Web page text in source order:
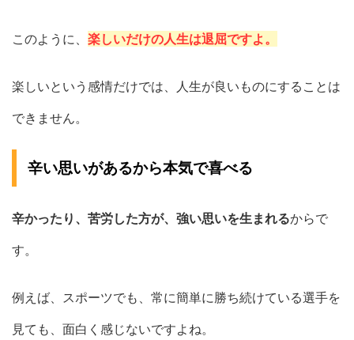
このように、 楽しいだけの人生は退屈ですよ。
楽しいという感情だけでは、人生が良いものにすることは
できません。
辛い思いがあるから本気で喜べる
辛かったり、苦労した方が、強い思いを生まれるからで
す。
例えば、スポーツでも、常に簡単に勝ち続けている選手を
見ても、面白く感じないですよね。